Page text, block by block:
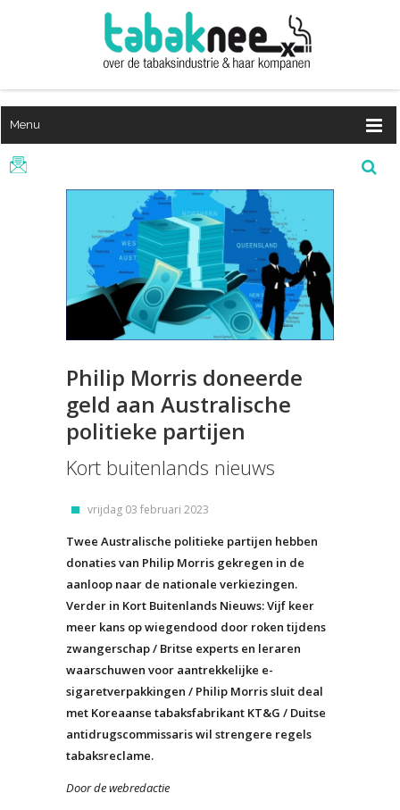
Menu
Philip Morris doneerde
geld aan Australische
politieke partijen
Kort buitenlands nieuws
vrijdag 03 februari 2023
Twee Australische politieke partijen hebben
donaties van Philip Morris gekregen in de
aanloop naar de nationale verkiezingen.
Verder in Kort Buitenlands Nieuws: Vijf keer
meer kans op wiegendood door roken tijdens
zwangerschap / Britse experts en leraren
waarschuwen voor aantrekkelijke e-
sigaretverpakkingen / Philip Morris sluit deal
met Koreaanse tabaksfabrikant KT&G / Duitse
antidrugscommissaris wil strengere regels
tabaksreclame.
Door de webredactie